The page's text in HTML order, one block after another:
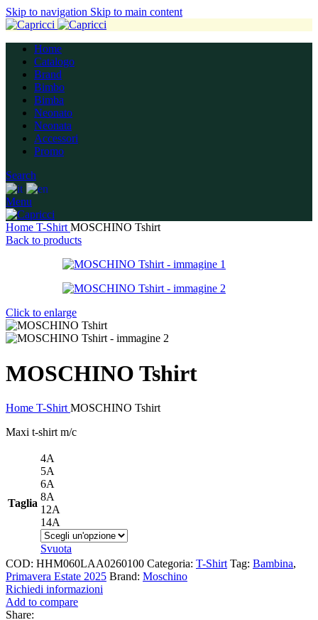
Skip to navigation Skip to main content
Home
Catalogo
Brand
Bimbo
Bimba
Neonato
Neonata
Accessori
Promo
Search
Menu
Home T-Shirt MOSCHINO Tshirt
Back to products
Click to enlarge
MOSCHINO Tshirt
Home T-Shirt MOSCHINO Tshirt
Maxi t-shirt m/c
Taglia
4A
5A
6A
8A
12A
14A
Svuota
COD: HHM060LAA0260100 Categoria: T-Shirt Tag: Bambina,
Primavera Estate 2025 Brand: Moschino
Richiedi informazioni
Add to compare
Share: